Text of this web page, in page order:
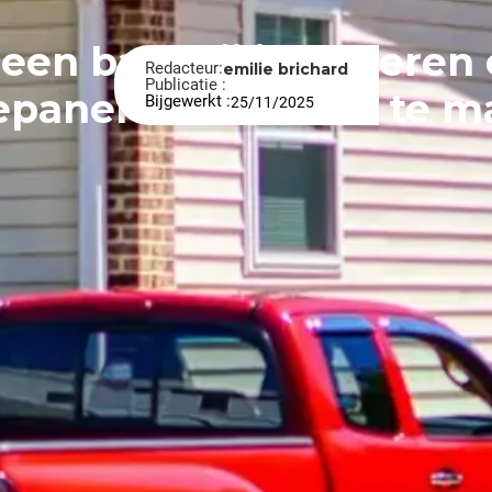
gary-cole-2pbElAv6K4I-unsplash
batterij installeren
rendabel te
Redacteur:emilie brichard
Publicatie :
Bijgewerkt :25/11/2025